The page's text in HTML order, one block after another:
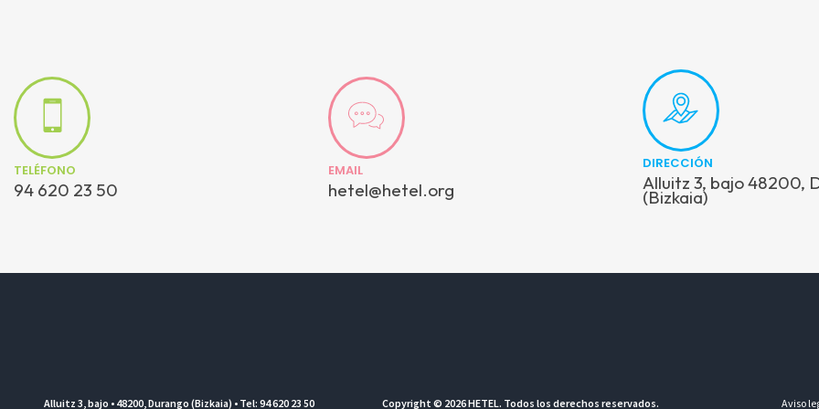
TELÉFONO
94 620 23 50
EMAIL
hetel@hetel.org
DIRECCIÓN
Alluitz 3, bajo 48200,
(Bizkaia)
Alluitz 3, bajo • 48200, Durango (Bizkaia) • Tel: 94 620 23 50 Copyright © 2026 HETEL. Todos los derechos reservados. Aviso